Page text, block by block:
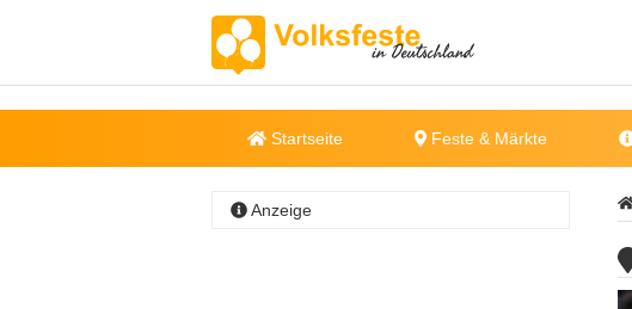
Startseite Feste & Märkte
Anzeige